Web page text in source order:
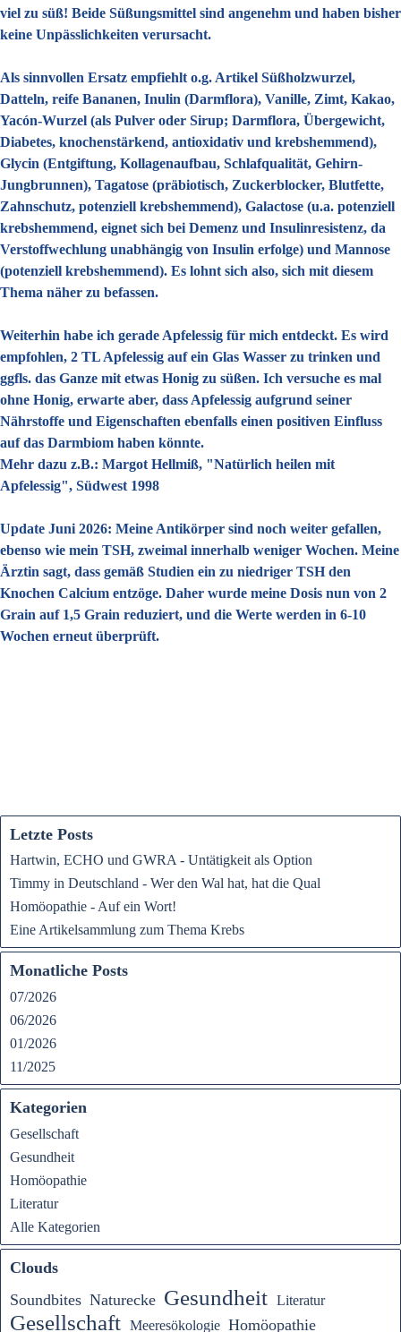
viel zu süß! Beide Süßungsmittel sind angenehm und haben bisher
keine Unpässlichkeiten verursacht.
Als sinnvollen Ersatz empfiehlt o.g. Artikel Süßholzwurzel,
Datteln, reife Bananen, Inulin (Darmflora), Vanille, Zimt, Kakao,
Yacón-Wurzel (als Pulver oder Sirup; Darmflora, Übergewicht,
Diabetes, knochenstärkend, antioxidativ und krebshemmend),
Glycin (Entgiftung, Kollagenaufbau, Schlafqualität, Gehirn-
Jungbrunnen), Tagatose (präbiotisch, Zuckerblocker, Blutfette,
Zahnschutz, potenziell krebshemmend), Galactose (u.a. potenziell
krebshemmend, eignet sich bei Demenz und Insulinresistenz, da
Verstoffwechlung unabhängig von Insulin erfolge) und Mannose
(potenziell krebshemmend). Es lohnt sich also, sich mit diesem
Thema näher zu befassen.
Weiterhin habe ich gerade Apfelessig für mich entdeckt. Es wird
empfohlen, 2 TL Apfelessig auf ein Glas Wasser zu trinken und
ggfls. das Ganze mit etwas Honig zu süßen. Ich versuche es mal
ohne Honig, erwarte aber, dass Apfelessig aufgrund seiner
Nährstoffe und Eigenschaften ebenfalls einen positiven Einfluss
auf das Darmbiom haben könnte.
Mehr dazu z.B.: Margot Hellmiß, "Natürlich heilen mit
Apfelessig", Südwest 1998
Update Juni 2026: Meine Antikörper sind noch weiter gefallen,
ebenso wie mein TSH, zweimal innerhalb weniger Wochen. Meine
Ärztin sagt, dass gemäß Studien ein zu niedriger TSH den
Knochen Calcium entzöge. Daher wurde meine Dosis nun von 2
Grain auf 1,5 Grain reduziert, und die Werte werden in 6-10
Wochen erneut überprüft.
Letzte Posts
Hartwin, ECHO und GWRA - Untätigkeit als Option
Timmy in Deutschland - Wer den Wal hat, hat die Qual
Homöopathie - Auf ein Wort!
Eine Artikelsammlung zum Thema Krebs
Monatliche Posts
07/2026
06/2026
01/2026
11/2025
Kategorien
Gesellschaft
Gesundheit
Homöopathie
Literatur
Alle Kategorien
Clouds
Soundbites Naturecke Gesundheit Literatur
Gesellschaft Meeresökologie Homöopathie